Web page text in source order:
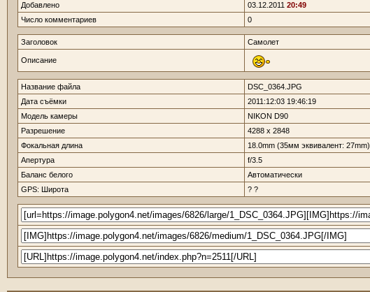
Добавлено
03.12.2011 20:49
Число комментариев
0
Заголовок Самолет
Описание
Название файла DSC_0364.JPG
Дата съёмки
2011:12:03 19:46:19
Модель камеры
NIKON D90
Разрешение
4288 x 2848
Фокальная длина
18.0mm (35мм эквивалент: 27mm)
Апертура
f/3.5
Баланс белого
Автоматически
GPS: Широта
? ?